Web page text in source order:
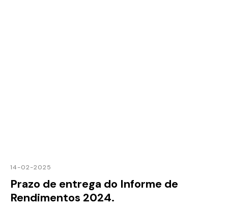
14-02-2025
Prazo de entrega do Informe de
Rendimentos 2024.